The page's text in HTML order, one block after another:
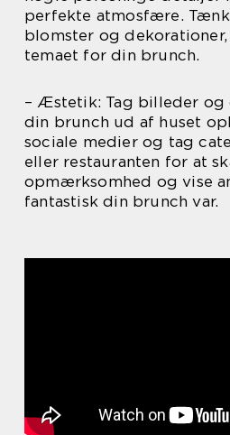
perfekte atmosfære. Tænk
blomster og
temaet for din brunch.
– Æstetik: Tag billeder og
din brunch ud af huset
sociale medier og tag
eller restauranten for at
opmærksomhed og vise
fantastisk din brunch var.